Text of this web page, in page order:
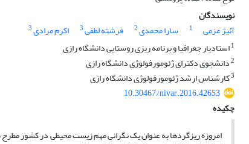
نویسندگان
آئیژ عزمی
1 سارا محمدی2 فرشته لطفی3 اکرم مرادی3
1استادیار جغرافیا و برنامه ریزی روستایی دانشگاه رازی
2دانشجوی دکترای ژئومورفولوژی دانشگاه رازی
3کارشناس ارشد ژئومورفولوژی دانشگاه رازی
10.30467/nivar.2016.42653
چکیده
امروزه ریزگردها به عنوان یک نگرانی مهم زیست محیطی در کشور